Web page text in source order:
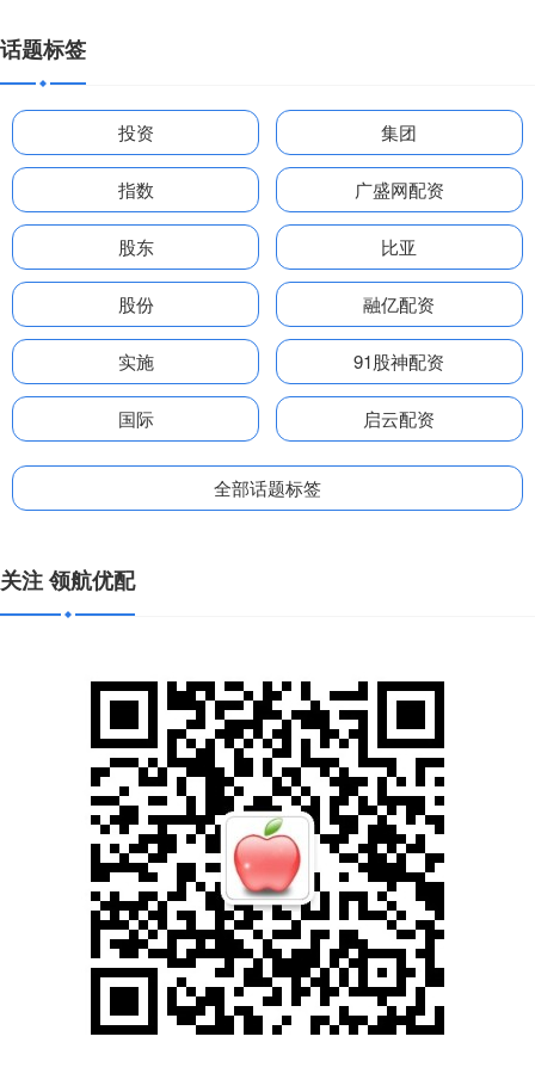
话题标签
投资 集团
指数 广盛网配资
股东 比亚
股份 融亿配资
实施 91股神配资
国际 启云配资
全部话题标签
关注 领航优配